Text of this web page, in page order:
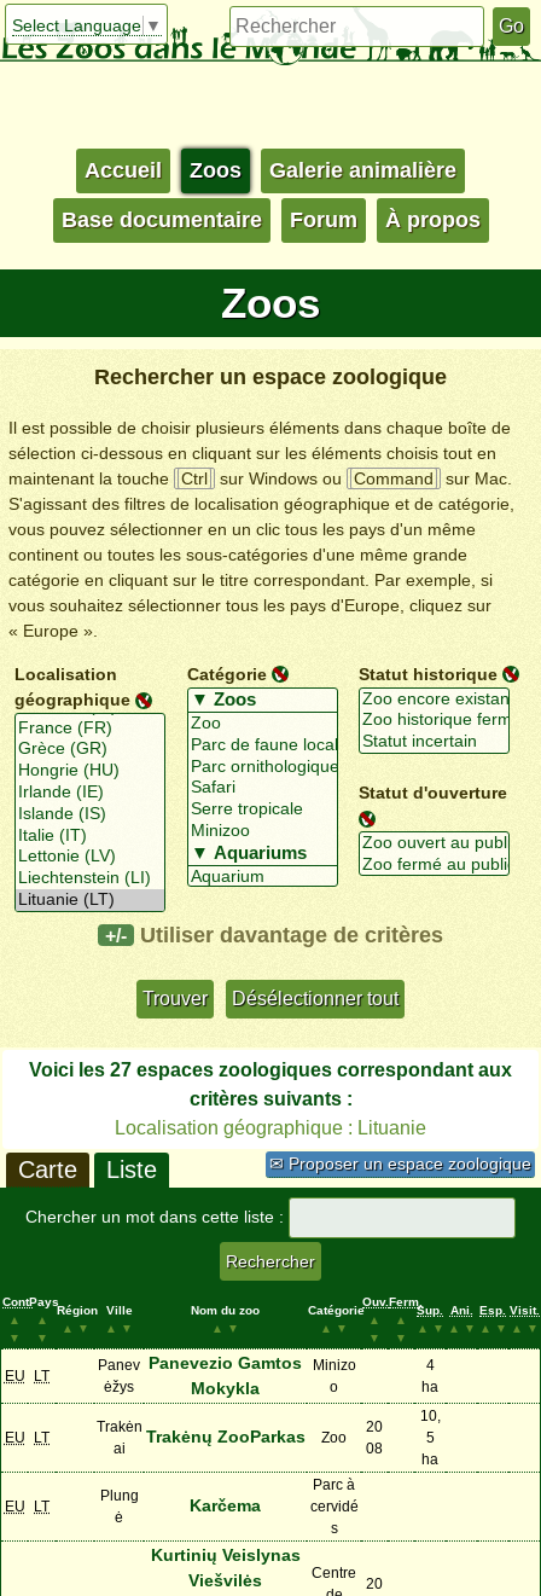
Select Language ▼
Accueil Zoos Galerie animalière
Base documentaire Forum À propos
Zoos
Rechercher un espace zoologique
Il est possible de choisir plusieurs éléments dans chaque boîte de
sélection ci-dessous en cliquant sur les éléments choisis tout en
maintenant la touche
Ctrl sur Windows ou Command
sur Mac.
S'agissant des filtres de localisation géographique et de catégorie,
vous pouvez sélectionner en un clic tous les pays d'un même
continent ou toutes les sous-catégories d'une même grande
catégorie en cliquant sur le titre correspondant. Par exemple, si
vous souhaitez sélectionner tous les pays d'Europe, cliquez sur
« Europe ».
Localisation
géographique
Catégorie Statut historique
Statut d'ouverture
+/- Utiliser davantage de critères
Voici les 27 espaces zoologiques correspondant aux
critères suivants :
Localisation géographique : Lituanie
✉ Proposer un espace zoologique
Carte Liste
Chercher un mot dans cette liste :
Cont.
▲
▼
Pays
▲
▼
Région
▲
▼
Ville
▲
▼
Nom du zoo
▲
▼
Catégorie
▲
▼
Ouv.
▲
▼
Ferm.
▲
▼
Sup.
▲
▼
Ani.
▲
▼
Esp.
▲
▼
Visit.
▲
▼
EU LT
Panev
ėžys
Panevezio Gamtos
Mokykla
Minizo
o
4
ha
EU LT
Trakėn
ai
Trakėnų ZooParkas Zoo
20
08
10,
5
ha
EU LT
Plung
ė
Karčema
Parc à
cervidé
s
Kurtinių Veislynas
Viešvilės
Centre
20